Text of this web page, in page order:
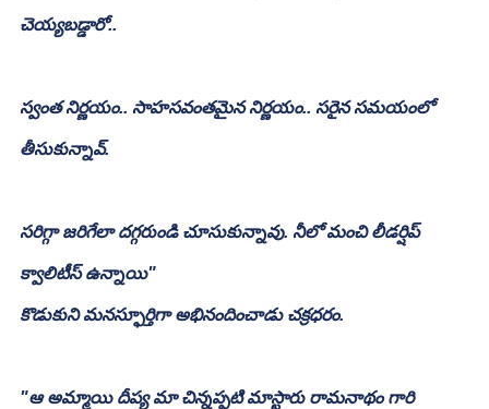
చెయ్యబడ్డారో..
స్వంత నిర్ణయం.. సాహసవంతమైన నిర్ణయం.. సరైన సమయంలో
తీసుకున్నావ్.
సరిగ్గా జరిగేలా దగ్గరుండి చూసుకున్నావు. నీలో మంచి లీడర్షిప్
క్వాలిటీస్ ఉన్నాయి"
కొడుకుని మనస్ఫూర్తిగా అభినందించాడు చక్రధరం.
"ఆ అమ్మాయి దీప్య మా చిన్నప్పటి మాస్టారు రామనాథం గారి